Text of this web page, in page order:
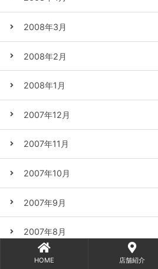
2008年3月
2008年2月
2008年1月
2007年12月
2007年11月
2007年10月
2007年9月
2007年8月
2007年7月
HOME 店舗紹介